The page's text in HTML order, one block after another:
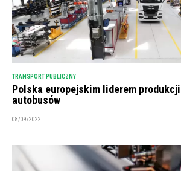
TRANSPORT PUBLICZNY
Polska europejskim liderem
autobusów
08/09/2022